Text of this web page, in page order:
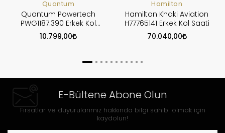
Quantum
Quantum Powertech
PWG1187.390 Erkek Kol
Saati
10.799,00
Hamilton
Hamilton Khaki Aviation
H77765141 Erkek Kol Saati
70.040,00
E-Bültene Abone Olun
Fırsatlar ve duyurularımız hakkında bilgi sahibi olmak için
kaydolun!